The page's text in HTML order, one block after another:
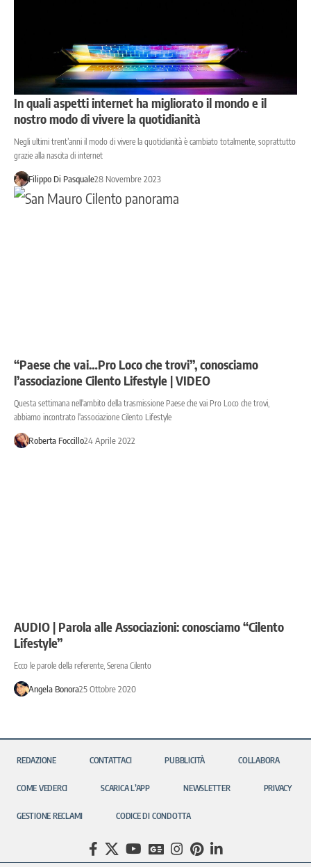
In quali aspetti internet ha migliorato il mondo e il
nostro modo di vivere la quotidianità
Negli ultimi trent’anni il modo di vivere la quotidianità è cambiato totalmente, soprattutto
grazie alla nascita di internet
Filippo Di Pasquale28 Novembre 2023
“Paese che vai…Pro Loco che trovi”, conosciamo
l’associazione Cilento Lifestyle | VIDEO
Questa settimana nell'ambito della trasmissione Paese che vai Pro Loco che trovi,
abbiamo incontrato l'associazione Cilento Lifestyle
Roberta Foccillo24 Aprile 2022
AUDIO | Parola alle Associazioni: conosciamo “Cilento
Lifestyle”
Ecco le parole della referente, Serena Cilento
Angela Bonora25 Ottobre 2020
REDAZIONE CONTATTACI PUBBLICITÀ COLLABORA
COME VEDERCI SCARICA L’APP NEWSLETTER PRIVACY
GESTIONE RECLAMI CODICE DI CONDOTTA